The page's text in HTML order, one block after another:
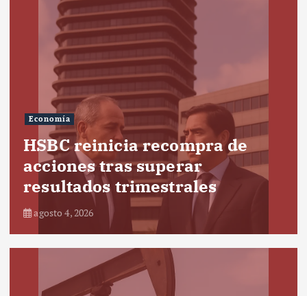
Economía
HSBC reinicia recompra de
acciones tras superar
resultados trimestrales
agosto 4, 2026